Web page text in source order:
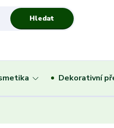
Hledat
Dekorativní